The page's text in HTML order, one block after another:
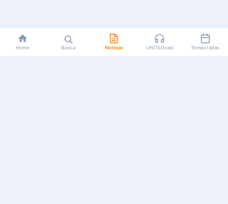
Home Busca Notícias UNITEDcast Temporadas